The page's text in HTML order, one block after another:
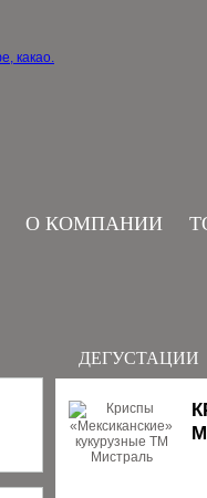
О КОМПАНИИ
ДЕГУСТАЦИИ